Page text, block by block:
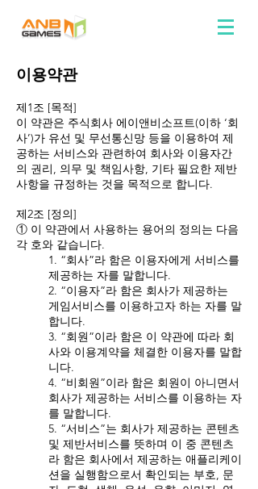
이용약관
제1조 [목적]
이 약관은 주식회사 에이앤비소프트(이하 ‘회
사’)가 유선 및 무선통신망 등을 이용하여 제
공하는 서비스와 관련하여 회사와 이용자간
의 권리, 의무 및 책임사항, 기타 필요한 제반
사항을 규정하는 것을 목적으로 합니다.
제2조 [정의]
① 이 약관에서 사용하는 용어의 정의는 다음
각 호와 같습니다.
1. “회사”라 함은 이용자에게 서비스를
제공하는 자를 말합니다.
2. “이용자”라 함은 회사가 제공하는
게임서비스를 이용하고자 하는 자를 말
합니다.
3. “회원”이라 함은 이 약관에 따라 회
사와 이용계약을 체결한 이용자를 말합
니다.
4. “비회원”이라 함은 회원이 아니면서
회사가 제공하는 서비스를 이용하는 자
를 말합니다.
5. “서비스”는 회사가 제공하는 콘텐츠
및 제반서비스를 뜻하며 이 중 콘텐츠
라 함은 회사에서 제공하는 애플리케이
션을 실행함으로서 확인되는 부호, 문